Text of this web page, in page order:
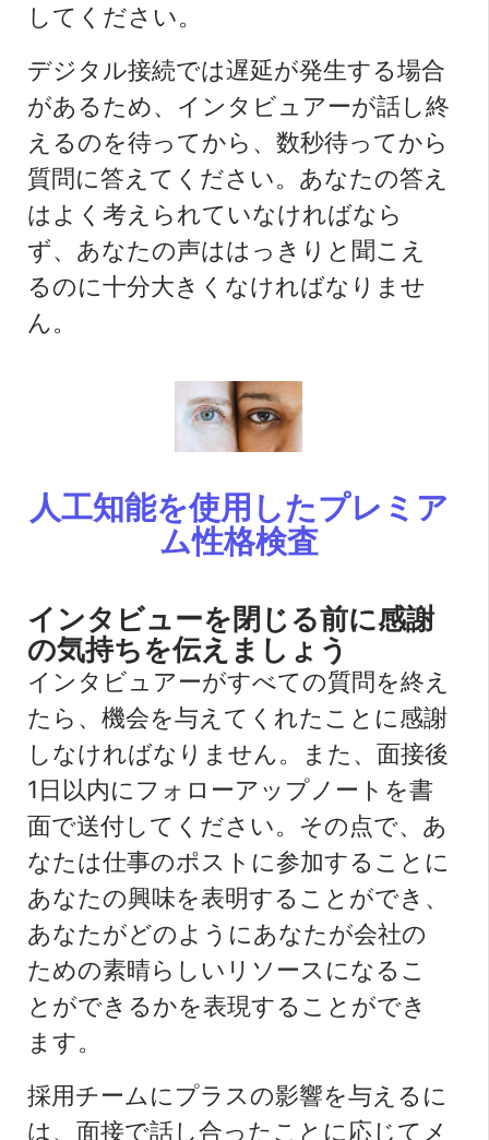
してください。
デジタル接続では遅延が発生する場合
があるため、インタビュアーが話し終
えるのを待ってから、数秒待ってから
質問に答えてください。あなたの答え
はよく考えられていなければなら
ず、あなたの声ははっきりと聞こえ
るのに十分大きくなければなりませ
ん。
人工知能を使用したプレミア
ム性格検査
インタビューを閉じる前に感謝
の気持ちを伝えましょう
インタビュアーがすべての質問を終え
たら、機会を与えてくれたことに感謝
しなければなりません。また、面接後
1日以内にフォローアップノートを書
面で送付してください。その点で、あ
なたは仕事のポストに参加することに
あなたの興味を表明することができ、
あなたがどのようにあなたが会社の
ための素晴らしいリソースになるこ
とができるかを表現することができ
ます。
採用チームにプラスの影響を与えるに
は、面接で話し合ったことに応じてメ